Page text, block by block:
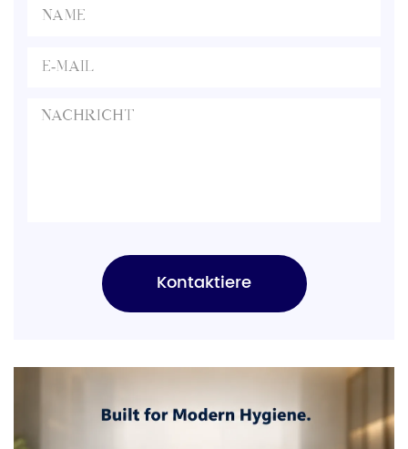
Kontaktiere